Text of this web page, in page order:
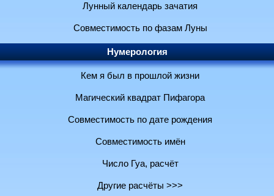
Лунный календарь зачатия
Совместимость по фазам Луны
Нумерология
Кем я был в прошлой жизни
Магический квадрат Пифагора
Совместимость по дате рождения
Совместимость имён
Число Гуа, расчёт
Другие расчёты >>>